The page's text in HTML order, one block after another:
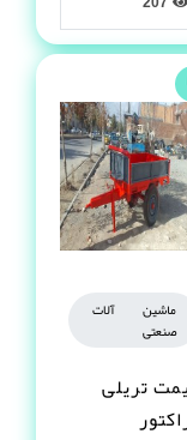
ماشین آلات
صنعتی
تریلی